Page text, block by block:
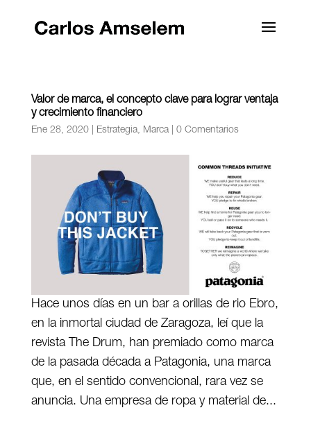
Valor de marca, el concepto clave para lograr ventaja
y crecimiento financiero
Ene 28, 2020| Estrategia, Marca| 0 Comentarios
Hace unos días en un bar a orillas de rio Ebro,
en la inmortal ciudad de Zaragoza, leí que la
revista The Drum, han premiado como marca
de la pasada década a Patagonia, una marca
que, en el sentido convencional, rara vez se
anuncia. Una empresa de ropa y material de...